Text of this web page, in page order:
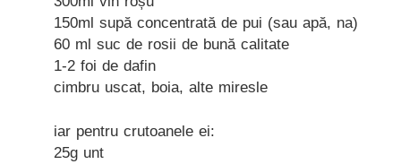
150ml supă concentrată de pui (sau apă, na)
60 ml suc de rosii de bună calitate
1-2 foi de dafin
cimbru uscat, boia, alte miresle
iar pentru crutoanele ei:
25g unt